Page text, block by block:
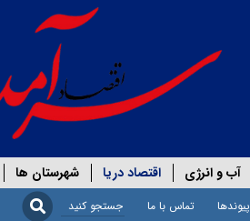
آب و انرژی اقتصاد دریا شهرستان ها
پیوندها تماس با ما